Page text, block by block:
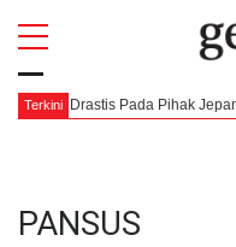
TerkiniPada Pihak Jepang
PANSUS
All